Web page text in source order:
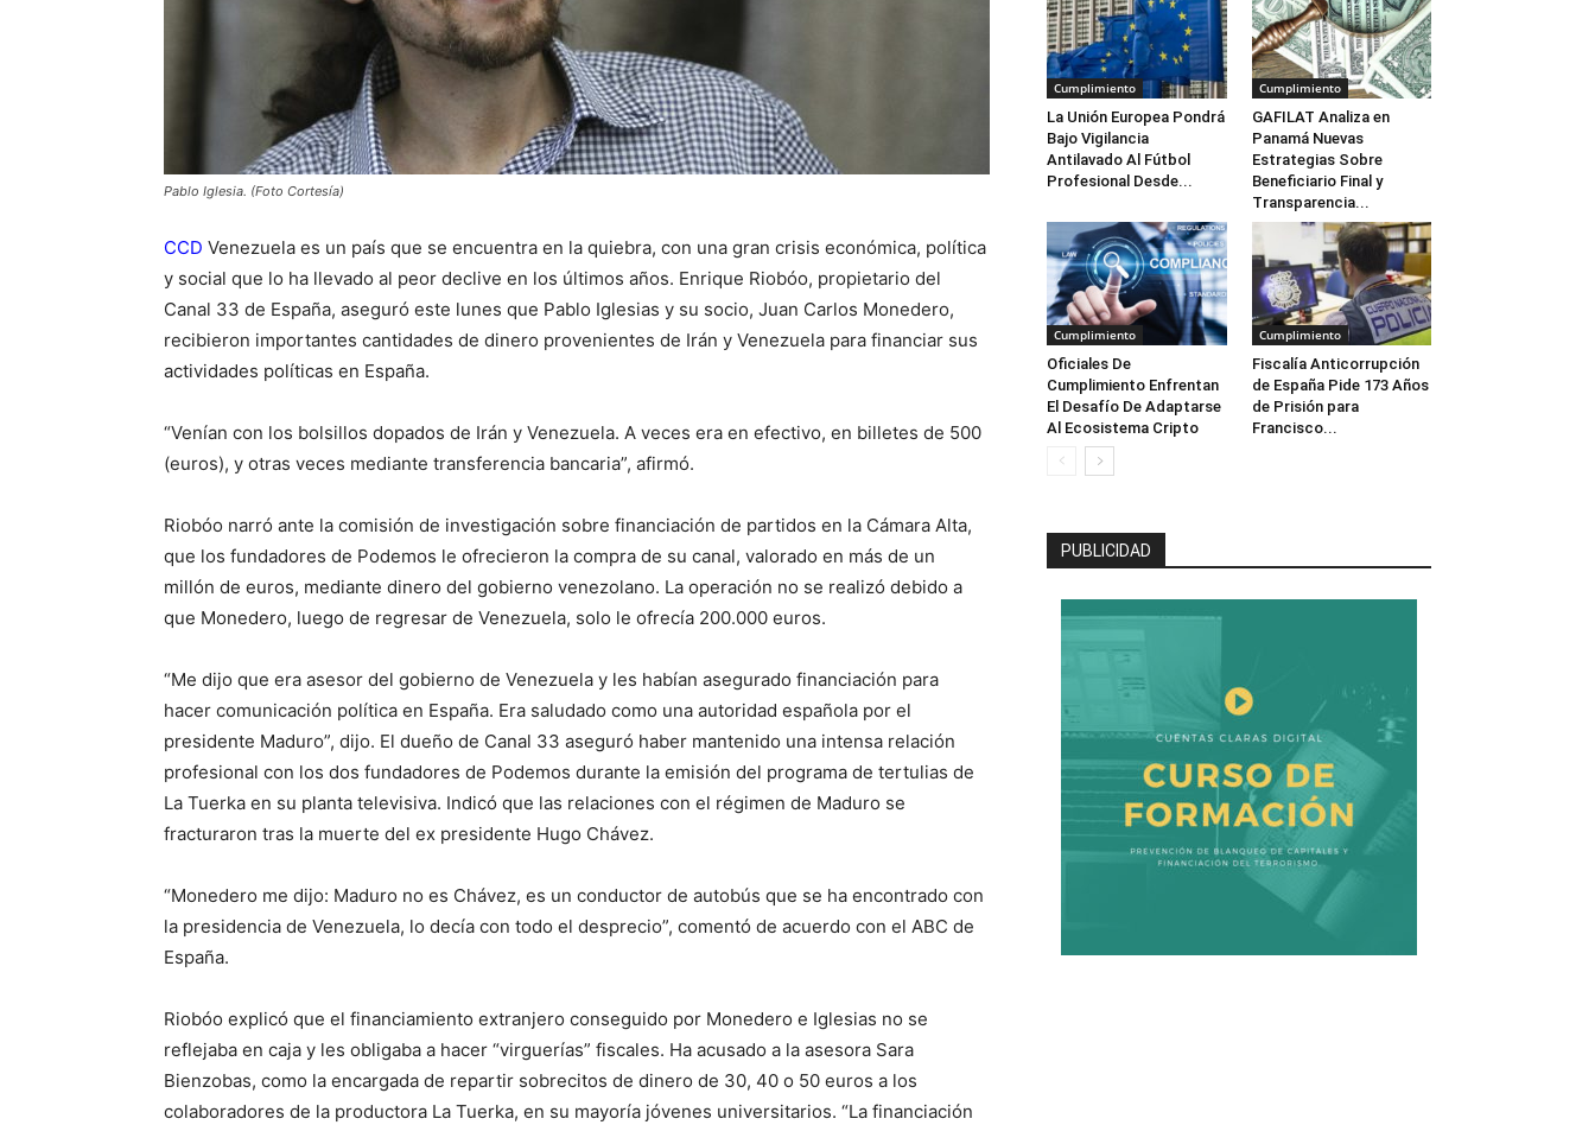
Pablo Iglesia. (Foto Cortesía)
CCD Venezuela es un país que se encuentra en la quiebra, con una gran crisis económica, política
y social que lo ha llevado al peor declive en los últimos años. Enrique Riobóo, propietario del
Canal 33 de España, aseguró este lunes que Pablo Iglesias y su socio, Juan Carlos Monedero,
recibieron importantes cantidades de dinero provenientes de Irán y Venezuela para financiar sus
actividades políticas en España.
“Venían con los bolsillos dopados de Irán y Venezuela. A veces era en efectivo, en billetes de 500
(euros), y otras veces mediante transferencia bancaria”, afirmó.
Riobóo narró ante la comisión de investigación sobre financiación de partidos en la Cámara Alta,
que los fundadores de Podemos le ofrecieron la compra de su canal, valorado en más de un
millón de euros, mediante dinero del gobierno venezolano. La operación no se realizó debido a
que Monedero, luego de regresar de Venezuela, solo le ofrecía 200.000 euros.
“Me dijo que era asesor del gobierno de Venezuela y les habían asegurado financiación para
hacer comunicación política en España. Era saludado como una autoridad española por el
presidente Maduro”, dijo. El dueño de Canal 33 aseguró haber mantenido una intensa relación
profesional con los dos fundadores de Podemos durante la emisión del programa de tertulias de
La Tuerka en su planta televisiva. Indicó que las relaciones con el régimen de Maduro se
fracturaron tras la muerte del ex presidente Hugo Chávez.
“Monedero me dijo: Maduro no es Chávez, es un conductor de autobús que se ha encontrado con
la presidencia de Venezuela, lo decía con todo el desprecio”, comentó de acuerdo con el ABC de
España.
Riobóo explicó que el financiamiento extranjero conseguido por Monedero e Iglesias no se
reflejaba en caja y les obligaba a hacer “virguerías” fiscales. Ha acusado a la asesora Sara
Bienzobas, como la encargada de repartir sobrecitos de dinero de 30, 40 o 50 euros a los
colaboradores de la productora La Tuerka, en su mayoría jóvenes universitarios. “La financiación
Cumplimiento
La Unión Europea Pondrá
Bajo Vigilancia
Antilavado Al Fútbol
Profesional Desde...
Cumplimiento
GAFILAT Analiza en
Panamá Nuevas
Estrategias Sobre
Beneficiario Final y
Transparencia...
Cumplimiento
Oficiales De
Cumplimiento Enfrentan
El Desafío De Adaptarse
Al Ecosistema Cripto
Cumplimiento
Fiscalía Anticorrupción
de España Pide 173 Años
de Prisión para
Francisco...
PUBLICIDAD